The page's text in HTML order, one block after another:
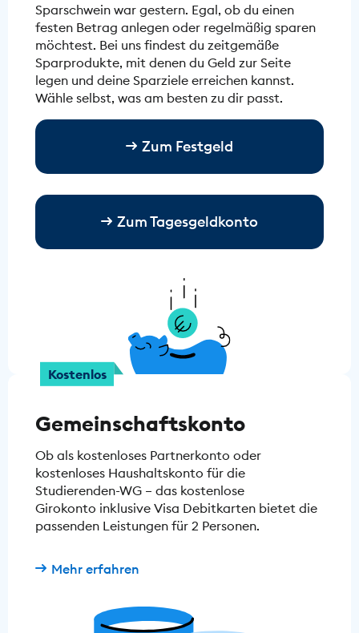
Sparschwein war gestern. Egal, ob du einen
festen Betrag anlegen oder regelmäßig sparen
möchtest. Bei uns findest du zeitgemäße
Sparprodukte, mit denen du Geld zur Seite
legen und deine Sparziele erreichen kannst.
Wähle selbst, was am besten zu dir passt.
Zum Festgeld
Zum Tagesgeldkonto
Kostenlos
Gemeinschaftskonto
Ob als kostenloses Partnerkonto oder
kostenloses Haushaltskonto für die
Studierenden-WG – das kostenlose
Girokonto inklusive Visa Debitkarten bietet die
passenden Leistungen für 2 Personen.
Mehr erfahren